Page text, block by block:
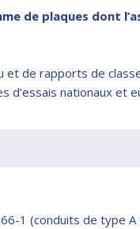
de plaques dont
de rapports de
nationaux et
1 (conduits de type